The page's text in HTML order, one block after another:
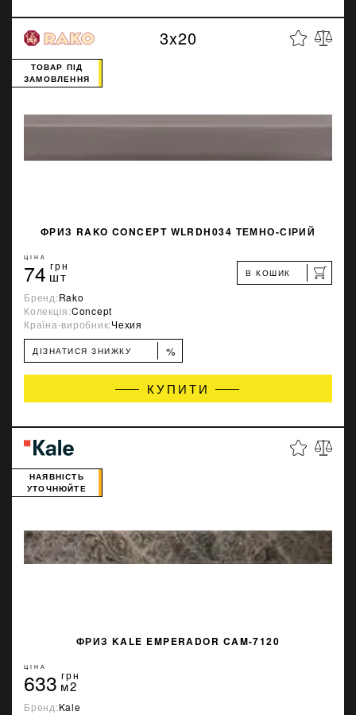
3x20
ФРИЗ RAKO CONCEPT WLRDH034 ТЕМНО-СІРИЙ
ТОВАР ПІД
ЗАМОВЛЕННЯ
ЦІНА
74 грн
шт В КОШИК
Бренд:Rako
Колекція:Concept
Країна-виробник:Чехия
ДІЗНАТИСЯ ЗНИЖКУ %
КУПИТИ
ФРИЗ KALE EMPERADOR CAM-7120
НАЯВНІСТЬ
УТОЧНЮЙТЕ
ЦІНА
633 грн
м2
Бренд:Kale